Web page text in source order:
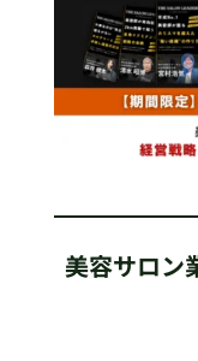
美容サロン